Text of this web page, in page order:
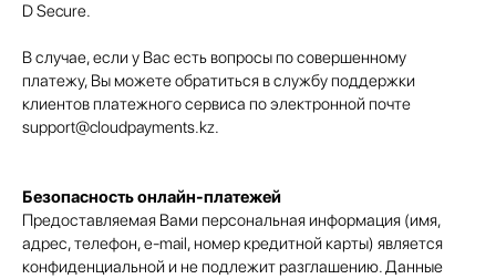
D Secure.
В случае, если у Вас есть вопросы по совершенному
платежу, Вы можете обратиться в службу поддержки
клиентов платежного сервиса по электронной почте
support@cloudpayments.kz.
Безопасность онлайн-платежей
Предоставляемая Вами персональная информация (имя,
адрес, телефон, e-mail, номер кредитной карты) является
конфиденциальной и не подлежит разглашению. Данные